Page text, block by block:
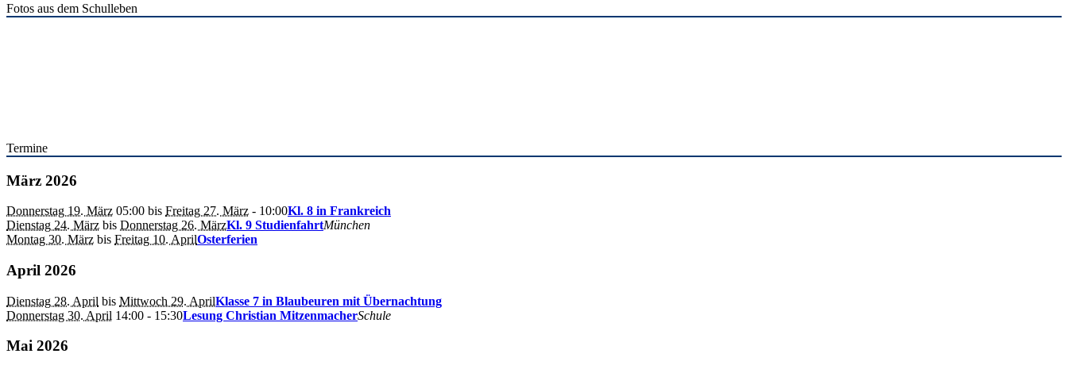
Fotos aus dem Schulleben
Termine
März 2026
Donnerstag 19. März 05:00 bis Freitag 27. März - 10:00Kl. 8 in Frankreich
Dienstag 24. März bis Donnerstag 26. MärzKl. 9 StudienfahrtMünchen
Montag 30. März bis Freitag 10. AprilOsterferien
April 2026
Dienstag 28. April bis Mittwoch 29. AprilKlasse 7 in Blaubeuren mit Übernachtung
Donnerstag 30. April 14:00 - 15:30Lesung Christian MitzenmacherSchule
Mai 2026